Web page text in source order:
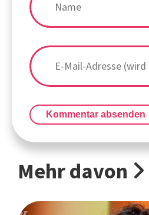
Kommentar absenden
Mehr davon